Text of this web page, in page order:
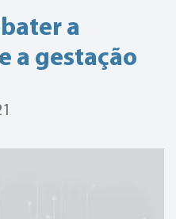
a
a gestação